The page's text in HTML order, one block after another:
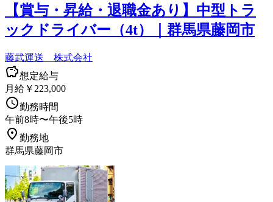
【賞与・昇給・退職金あり】中型トラ
ックドライバー（4t）｜群馬県藤岡市
藤武運送 株式会社
想定給与
月給￥223,000
勤務時間
午前8時〜午後5時
勤務地
群馬県藤岡市